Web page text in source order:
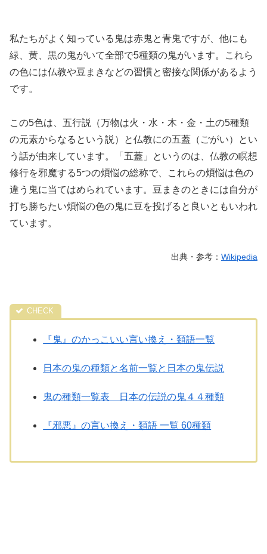
私たちがよく知っている鬼は赤鬼と青鬼ですが、他にも
緑、黄、黒の鬼がいて全部で5種類の鬼がいます。これら
の色には仏教や豆まきなどの習慣と密接な関係があるよう
です。
この5色は、五行説（万物は火・水・木・金・土の5種類
の元素からなるという説）と仏教にの五蓋（ごがい）とい
う話が由来しています。「五蓋」というのは、仏教の瞑想
修行を邪魔する5つの煩悩の総称で、これらの煩悩は色の
違う鬼に当てはめられています。豆まきのときには自分が
打ち勝ちたい煩悩の色の鬼に豆を投げると良いともいわれ
ています。
出典・参考： Wikipedia
『鬼』のかっこいい言い換え・類語一覧
日本の鬼の種類と名前一覧と日本の鬼伝説
鬼の種類一覧表 日本の伝説の鬼４４種類
『邪悪』の言い換え・類語 一覧 60種類